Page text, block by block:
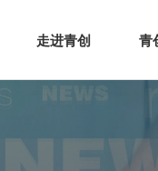
网
走进青创 青